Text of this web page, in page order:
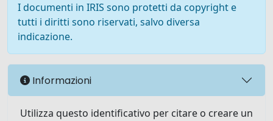
I documenti in IRIS sono protetti da copyright e
tutti i diritti sono riservati, salvo diversa
indicazione.
Informazioni
Utilizza questo identificativo per citare o creare un